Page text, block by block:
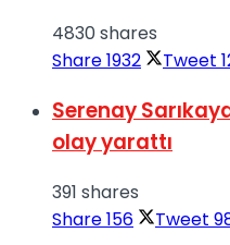
4830 shares
Share1932 Tweet
Serenay
olay yarattı
391 shares
Share156 Tweet